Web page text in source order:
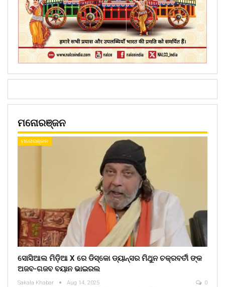
ମନୋରଞ୍ଜନ
ମନୋରଞ୍ଜନ
ସୋସିଆଲ ମିଡ଼ିଆ X ରେ ଡିସ୍କୋ ଡ୍ୟାନ୍ସର ମିଥୁନ ଚକ୍ରବର୍ତୀ ଙ୍କ
ଅଜବ-ଗଜବ ବୟାନ ଭାଇରଲ
Sakala Khabar Aug 14, 2025 0